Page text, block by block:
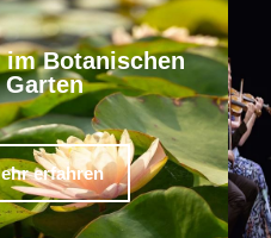
im Botanischen
Garten
erfahren